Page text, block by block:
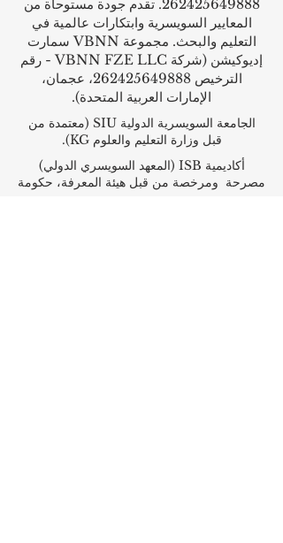
262425649888. تقدم جودة مستوحاة من
المعايير السويسرية وابتكارات عالمية في
التعليم والبحث. مجموعة VBNN سمارت
إديوكيشن (شركة VBNN FZE LLC - رقم
الترخيص262425649888، عجمان،
الإمارات العربية المتحدة).
الجامعة السويسرية الدوليةSIU
(معتمدة من
قبل وزارة التعليم والعلوم KG).
أكاديمية ISB (المعهد السويسري الدولي)
مصرحة ومرخصة من قبل هيئة المعرفة، حكومة